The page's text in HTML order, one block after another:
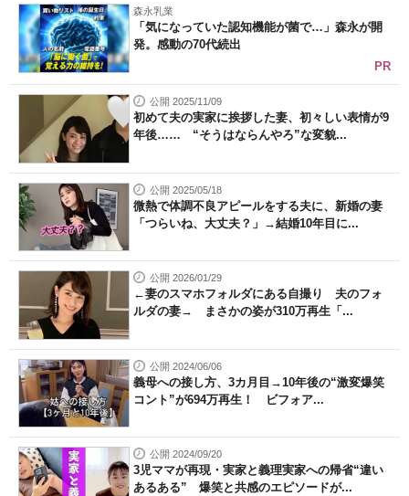
森永乳業
「気になっていた認知機能が菌で…」森永が開
発。感動の70代続出
PR
公開 2025/11/09
初めて夫の実家に挨拶した妻、初々しい表情が9
年後…… “そうはならんやろ”な変貌...
公開 2025/05/18
微熱で体調不良アピールをする夫に、新婚の妻
「つらいね、大丈夫？」→結婚10年目に...
公開 2026/01/29
←妻のスマホフォルダにある自撮り 夫のフォ
ルダの妻→ まさかの姿が310万再生「...
公開 2024/06/06
義母への接し方、3カ月目→10年後の“激変爆笑
コント”が694万再生！ ビフォア...
公開 2024/09/20
3児ママが再現・実家と義理実家への帰省“違い
あるある” 爆笑と共感のエピソードが...